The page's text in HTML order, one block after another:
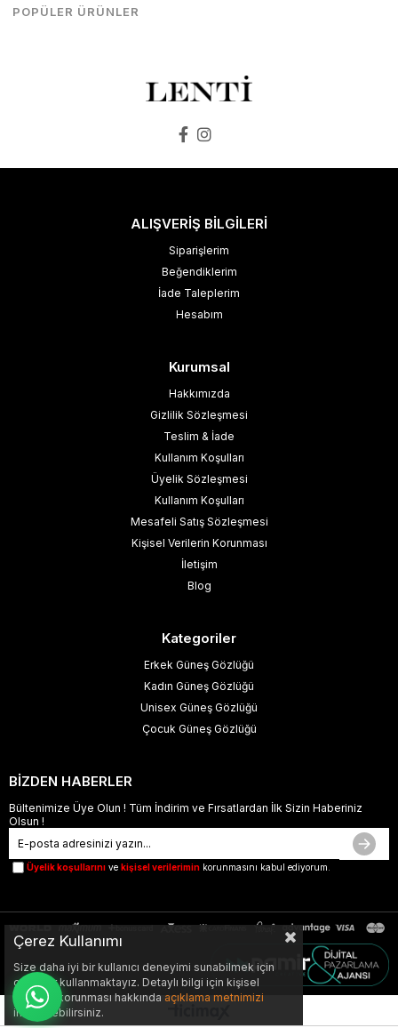
ALIŞVERİŞ BİLGİLERİ
Siparişlerim
Beğendiklerim
İade Taleplerim
Hesabım
Kurumsal
Hakkımızda
Gizlilik Sözleşmesi
Teslim & İade
Kullanım Koşulları
Üyelik Sözleşmesi
Kullanım Koşulları
Mesafeli Satış Sözleşmesi
Kişisel Verilerin Korunması
İletişim
Blog
Kategoriler
Erkek Güneş Gözlüğü
Kadın Güneş Gözlüğü
Unisex Güneş Gözlüğü
Çocuk Güneş Gözlüğü
BİZDEN HABERLER
Bültenimize Üye Olun ! Tüm İndirim ve Fırsatlardan İlk Sizin Haberiniz
Olsun !
Üyelik koşullarını ve kişisel verilerimin korunmasını kabul ediyorum.
Çerez Kullanımı
Size daha iyi bir kullanıcı deneyimi sunabilmek için
çerezler kullanmaktayız. Detaylı bilgi için kişisel
verilerin korunması hakkında açıklama metnimizi
inceleyebilirsiniz.
POPÜLER ÜRÜNLER